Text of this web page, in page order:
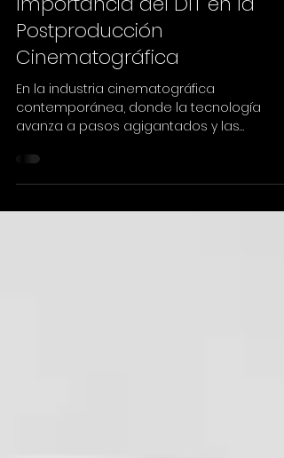
El Eslabón Vital en el Set: La
Importancia del DIT en la
Postproducción
Cinematográfica
contemporánea, donde la tecnología
avanza a pasos agigantados y las